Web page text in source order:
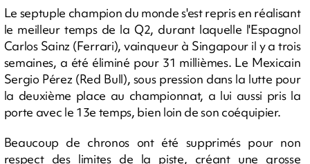
Le septuple champion du monde s'est repris en réalisant
le meilleur temps de la Q2, durant laquelle l'Espagnol
Carlos Sainz (Ferrari), vainqueur à Singapour il y a trois
semaines, a été éliminé pour 31 millièmes. Le Mexicain
Sergio Pérez (Red Bull), sous pression dans la lutte pour
la deuxième place au championnat, a lui aussi pris la
porte avec le 13e temps, bien loin de son coéquipier.
Beaucoup de chronos ont été supprimés pour non
respect des limites de la piste, créant une grosse